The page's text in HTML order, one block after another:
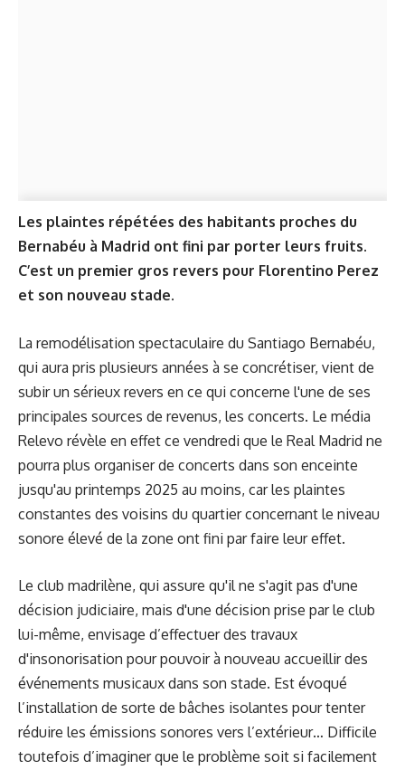
Les plaintes répétées des habitants proches du
Bernabéu à Madrid ont fini par porter leurs fruits.
C’est un premier gros revers pour Florentino Perez
et son nouveau stade.
La remodélisation spectaculaire du Santiago Bernabéu,
qui aura pris plusieurs années à se concrétiser, vient de
subir un sérieux revers en ce qui concerne l'une de ses
principales sources de revenus, les concerts. Le média
Relevo révèle en effet ce vendredi que le Real Madrid ne
pourra plus organiser de concerts dans son enceinte
jusqu'au printemps 2025 au moins, car les plaintes
constantes des voisins du quartier concernant le niveau
sonore élevé de la zone ont fini par faire leur effet.
Le club madrilène, qui assure qu'il ne s'agit pas d'une
décision judiciaire, mais d'une décision prise par le club
lui-même, envisage d’effectuer des travaux
d'insonorisation pour pouvoir à nouveau accueillir des
événements musicaux dans son stade. Est évoqué
l’installation de sorte de bâches isolantes pour tenter
réduire les émissions sonores vers l’extérieur… Difficile
toutefois d’imaginer que le problème soit si facilement